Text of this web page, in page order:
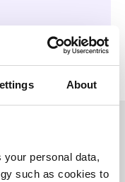
About
your personal data,
such as cookies to
wij zo